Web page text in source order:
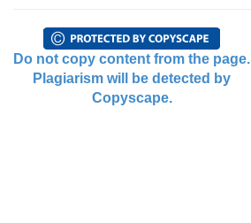
Do not copy content from the page.
Plagiarism will be detected by
Copyscape.